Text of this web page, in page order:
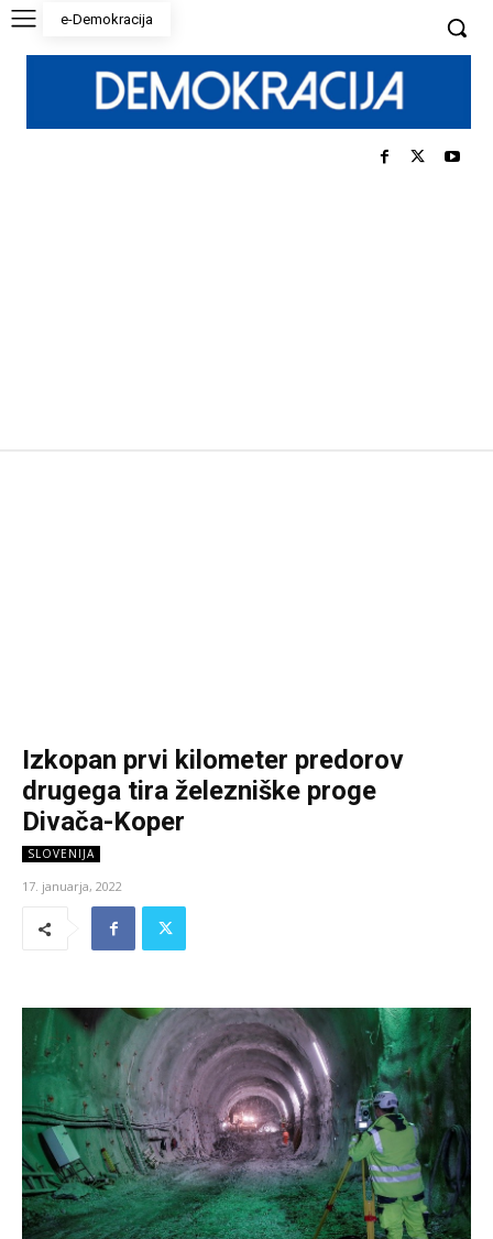
e-Demokracija
Izkopan prvi kilometer predorov
drugega tira železniške proge
Divača-Koper
SLOVENIJA
17. januarja, 2022